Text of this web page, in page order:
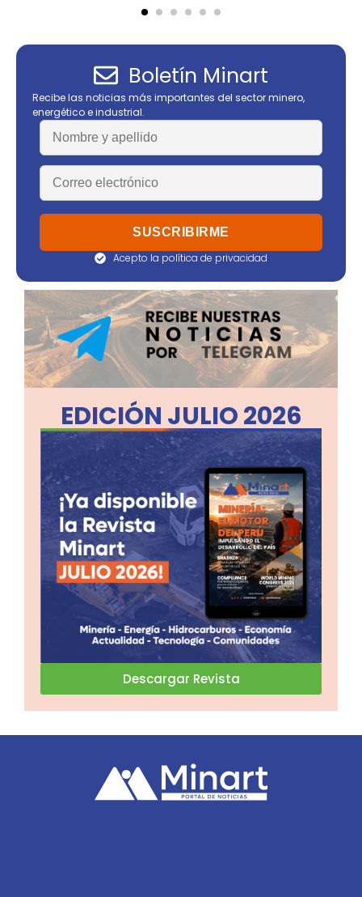
Boletín Minart
Recibe las noticias más importantes del sector minero,
energético e industrial.
Acepto la política de privacidad
EDICIÓN JULIO 2026
Descargar Revista